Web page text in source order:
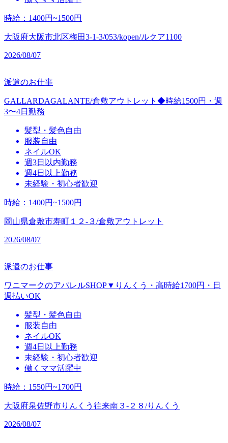
時給 ： 1400円~1500円
大阪府大阪市北区梅田3-1-3/053/kopen/ルクア1100
2026/08/07
派遣のお仕事
GALLARDAGALANTE/倉敷アウトレット◆時給1500円・週
3〜4日勤務
髪型・髪色自由
服装自由
ネイルOK
週3日以内勤務
週4日以上勤務
未経験・初心者歓迎
時給 ： 1400円~1500円
岡山県倉敷市寿町１２‐３/倉敷アウトレット
2026/08/07
派遣のお仕事
ワニマークのアパレルSHOP▼りんくう・高時給1700円・日
週払いOK
髪型・髪色自由
服装自由
ネイルOK
週4日以上勤務
未経験・初心者歓迎
働くママ活躍中
時給 ： 1550円~1700円
大阪府泉佐野市りんくう往来南３‐２８/りんくう
2026/08/07